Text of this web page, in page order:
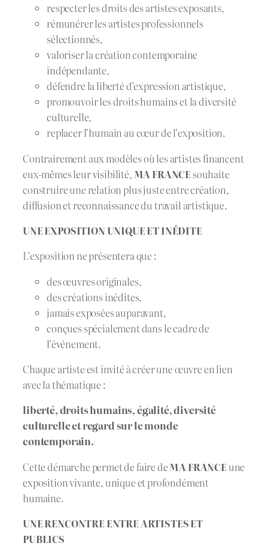
respecter les droits des artistes exposants,
rémunérer les artistes professionnels
sélectionnés,
valoriser la création contemporaine
indépendante,
défendre la liberté d’expression artistique,
promouvoir les droits humains et la diversité
culturelle,
replacer l’humain au cœur de l’exposition.
Contrairement aux modèles où les artistes financent
eux-mêmes leur visibilité, MA FRANCEsouhaite
construire une relation plus juste entre création,
diffusion et reconnaissance du travail artistique.
UNE EXPOSITION UNIQUE ET INÉDITE
L’exposition ne présentera que :
des œuvres originales,
des créations inédites,
jamais exposées auparavant,
conçues spécialement dans le cadre de
l’événement.
Chaque artiste est invité à créer une œuvre en lien
avec la thématique :
liberté, droits humains, égalité, diversité
culturelle et regard sur le monde
contemporain.
Cette démarche permet de faire deMA FRANCEune
exposition vivante, unique et profondément
humaine.
UNE RENCONTRE ENTRE ARTISTES ET
PUBLICS